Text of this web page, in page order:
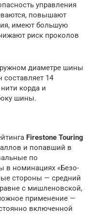
управления
повышают
имеют большую
риск проколов
диаметре шины
составляет 14
корда и
шины.
Firestone Touring
и попавший в
по
в номинациях «Безо­
стороны — средний
с мишленовской,
применение —
включенной